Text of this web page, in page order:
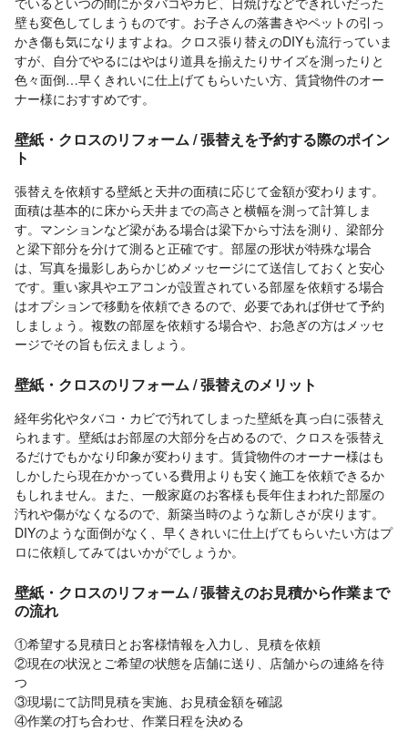
壁も変色してしまうものです。お子さんの落書きやペットの引っ
かき傷も気になりますよね。クロス張り替えのDIYも流行っていま
すが、自分でやるにはやはり道具を揃えたりサイズを測ったりと
色々面倒…早くきれいに仕上げてもらいたい方、賃貸物件のオー
ナー様におすすめです。
壁紙・クロスのリフォーム / 張替えを予約する際のポイン
ト
張替えを依頼する壁紙と天井の面積に応じて金額が変わります。
面積は基本的に床から天井までの高さと横幅を測って計算しま
す。マンションなど梁がある場合は梁下から寸法を測り、梁部分
と梁下部分を分けて測ると正確です。部屋の形状が特殊な場合
は、写真を撮影しあらかじめメッセージにて送信しておくと安心
です。重い家具やエアコンが設置されている部屋を依頼する場合
はオプションで移動を依頼できるので、必要であれば併せて予約
しましょう。複数の部屋を依頼する場合や、お急ぎの方はメッセ
ージでその旨も伝えましょう。
壁紙・クロスのリフォーム / 張替えのメリット
経年劣化やタバコ・カビで汚れてしまった壁紙を真っ白に張替え
られます。壁紙はお部屋の大部分を占めるので、クロスを張替え
るだけでもかなり印象が変わります。賃貸物件のオーナー様はも
しかしたら現在かかっている費用よりも安く施工を依頼できるか
もしれません。また、一般家庭のお客様も長年住まわれた部屋の
汚れや傷がなくなるので、新築当時のような新しさが戻ります。
DIYのような面倒がなく、早くきれいに仕上げてもらいたい方はプ
ロに依頼してみてはいかがでしょうか。
壁紙・クロスのリフォーム / 張替えのお見積から作業まで
の流れ
①希望する見積日とお客様情報を入力し、見積を依頼
②現在の状況とご希望の状態を店舗に送り、店舗からの連絡を待
つ
③現場にて訪問見積を実施、お見積金額を確認
④作業の打ち合わせ、作業日程を決める